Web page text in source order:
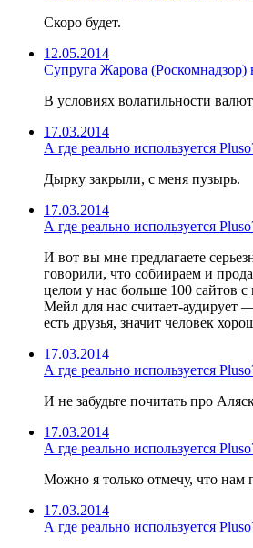
Скоро будет.
12.05.2014
Супруга Жарова (Роскомнадзор)
В условиях волатильности
17.03.2014
А где реально используется
Дырку закрыли, с меня пузырь.
17.03.2014
А где реально используется
И вот вы мне предлагаете
говорили, что собиираем и
целом у нас больше 100 сайтов
Мейл для нас считает-аудирует
есть друзья, значит человек
17.03.2014
А где реально используется
И не забудьте почитать про
17.03.2014
А где реально используется
Можно я только отмечу, что нам
17.03.2014
А где реально используется